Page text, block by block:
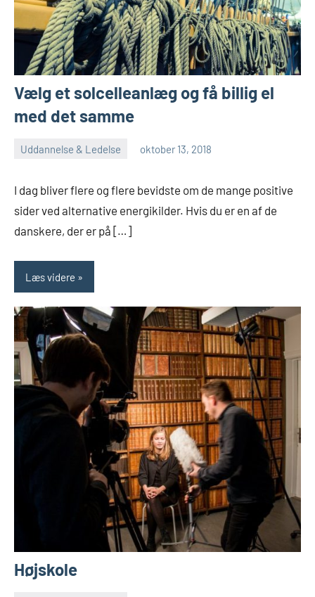
Vælg et solcelleanlæg og få billig el
med det samme
Uddannelse & Ledelse oktober 13, 2018
I dag bliver flere og flere bevidste om de mange positive
sider ved alternative energikilder. Hvis du er en af de
danskere, der er på […]
Læs videre
Højskole